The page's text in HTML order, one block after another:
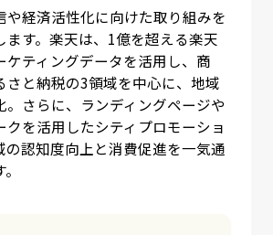
や経済活性化に向けた取り組みを
ます。楽天は、1億を超える楽天
ケティングデータを活用し、商
さと納税の3領域を中心に、地域
。さらに、ランディングページや
クを活用したシティプロモーショ
の認知度向上と消費促進を一気通